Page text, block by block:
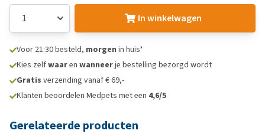
In winkelwagen
Voor 21:30 besteld, morgen in huis*
Kies zelfwaaren wanneerje bestelling bezorgd wordt
Gratis verzending vanaf € 69,-
Klanten beoordelen Medpets met een 4,6/5
Gerelateerde producten